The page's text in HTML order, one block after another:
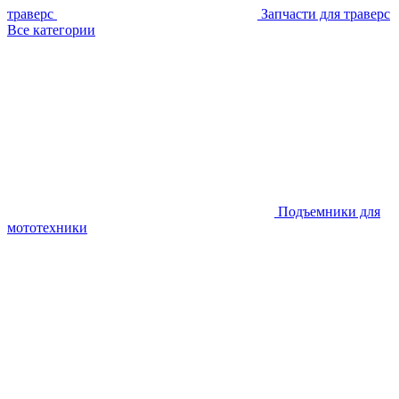
траверс
Запчасти для траверс
Все категории
Подъемники для
мототехники